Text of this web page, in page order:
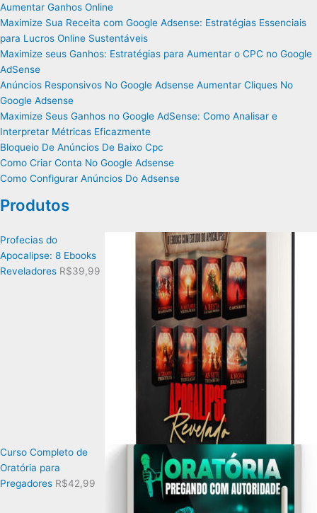
Aumentar Ganhos Online
Maximize Sua Receita com Google Adsense: Estratégias Essenciais
para Lucros Online Sustentáveis
Maximize seus Ganhos: Estratégias para Aumentar o CPC no Google
AdSense
Anúncios Responsivos No Google Adsense Aumentar Cliques No
Google Adsense
Maximize Seus Ganhos no Google AdSense: Como Analisar e
Interpretar Métricas Eficazmente
Bloqueio De Anúncios De Baixo Cpc
Como Criar Conta No Google Adsense
Como Configurar Anúncios Do Adsense
Produtos
Profecias do
Apocalipse: 8 Ebooks
Reveladores R$39,99
Curso Completo de
Oratória para
Pregadores R$42,99